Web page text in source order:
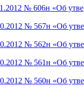
№ 606н «Об
№ 567н «Об
№ 562н «Об
№ 561н «Об
№ 560н «Об